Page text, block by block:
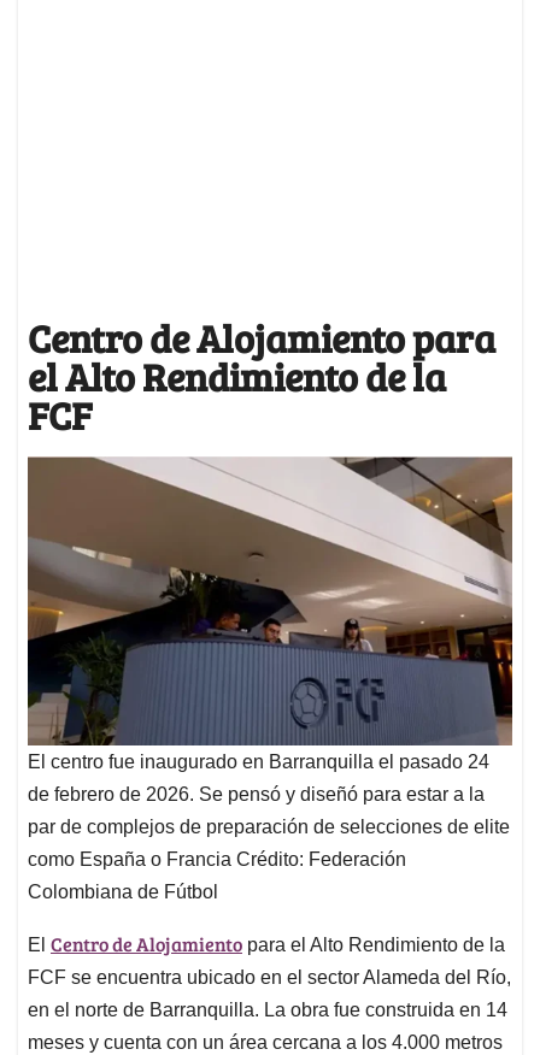
Centro de Alojamiento para
el Alto Rendimiento de la
FCF
El centro fue inaugurado en Barranquilla el pasado 24
de febrero de 2026. Se pensó y diseñó para estar a la
par de complejos de preparación de selecciones de elite
como España o Francia Crédito: Federación
Colombiana de Fútbol
El Centro de Alojamiento para el Alto Rendimiento de la
FCF se encuentra ubicado en el sector Alameda del Río,
en el norte de Barranquilla. La obra fue construida en 14
meses y cuenta con un área cercana a los 4.000 metros